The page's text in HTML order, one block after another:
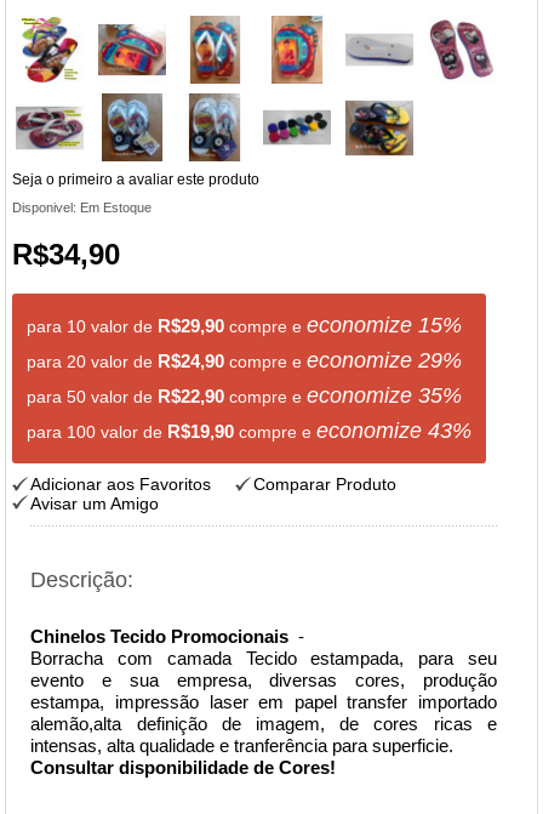
Seja o primeiro a avaliar este produto
Disponivel: Em Estoque
R$34,90
para 10 valor de R$29,90 compre eeconomize 15%
para 20 valor de R$24,90 compre eeconomize29%
para 50 valor de R$22,90 compre eeconomize35%
para 100 valor de R$19,90 compre eeconomize43%
Adicionar aos Favoritos
Comparar Produto
Avisar um Amigo
Descrição:
Chinelos Tecido Promocionais -
Borracha com camada Tecido estampada, para seu
evento e sua empresa, diversas cores, produção
estampa, impressão laser em papel transfer importado
alemão,alta definição de imagem, de cores ricas e
intensas, alta qualidade e tranferência para superficie.
Consultar disponibilidade de Cores!